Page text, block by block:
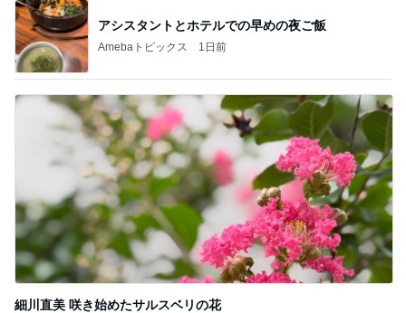
アシスタントとホテルでの早めの夜ご飯
Amebaトピックス 1日前
細川直美 咲き始めたサルスベリの花